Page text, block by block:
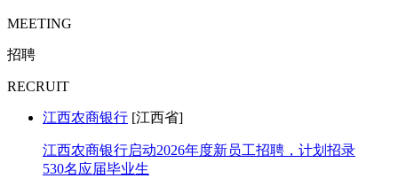
MEETING
招聘
RECRUIT
江西农商银行 [江西省]
江西农商银行启动2026年度新员工招聘，计划招录
530名应届毕业生